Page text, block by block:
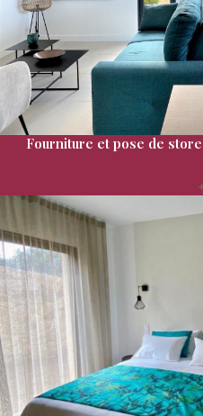
Fourniture et pose de